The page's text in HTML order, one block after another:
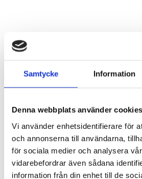
Samtycke Information
Denna webbplats använder cookies
Vi använder enhetsidentifierare för
och annonserna till användarna,
för sociala medier och analysera
vidarebefordrar även sådana
information från din enhet till de